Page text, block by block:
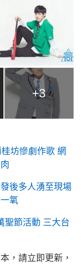
+3
坊慘劇作歌 網
後多人湧至現場
氧
聖節活動 三大台
，請立即更新，